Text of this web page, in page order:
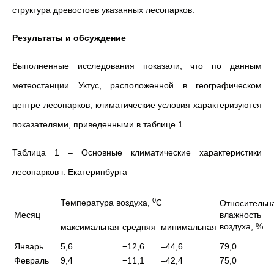
структура древостоев указанных лесопарков.
Результаты и обсуждение
Выполненные исследования показали, что по данным
метеостанции Уктус, расположенной в географическом
центре лесопарков, климатические условия характеризуются
показателями, приведенными в таблице 1.
Таблица 1 – Основные климатические характеристики
лесопарков г. Екатеринбурга
Месяц
Температура воздуха, 0С
влажность
воздуха, %
максимальная средняя
минимальная
Январь
5,6 −12,6 –44,6
79,0
Февраль
9,4 −11,1 –42,4
75,0